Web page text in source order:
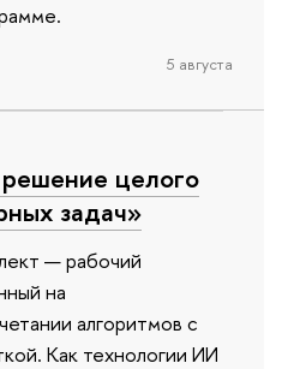
5 августа
целого
задач»
— рабочий
на
алгоритмов с
Как технологии ИИ